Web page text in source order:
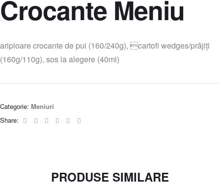
Crocante Meniu
aripioare crocante de pui (160/240g), cartofi wedges/prăjiți
(160g/110g), sos la alegere (40ml)
Categorie: Meniuri
Share:
Facebook
TwitterLinkedinGoogle+Pinterest
PRODUSE SIMILARE